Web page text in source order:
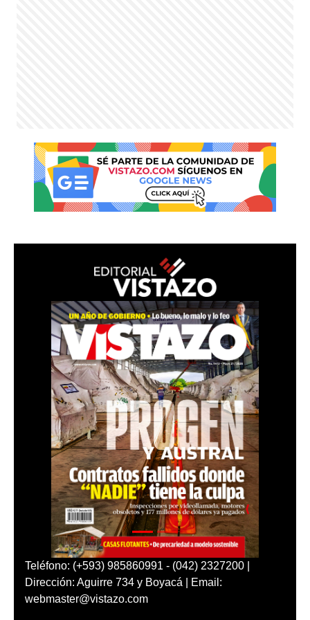
Teléfono: (+593) 985860991 - (042) 2327200 |
Dirección: Aguirre 734 y Boyacá | Email:
webmaster@vistazo.com